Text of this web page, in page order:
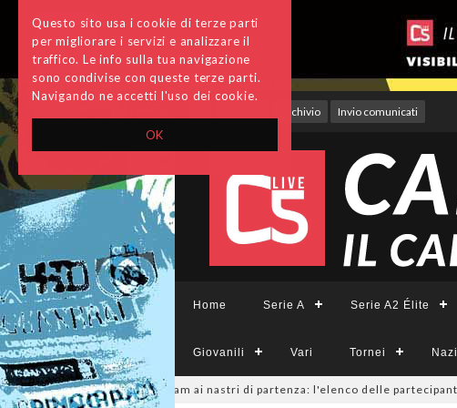
OK
Questo sito usa i cookie di terze parti
per migliorare i servizi e analizzare il
traffico. Le info sulla tua navigazione
sono condivise con queste terze parti.
Navigando ne accetti l'uso dei cookie.
Archivio Invio comunicati
Home Serie A Serie A2 Élite
Giovanili Vari Tornei
sono 14 i team ai nastri di partenza: l'elenco delle partecipanti laziali